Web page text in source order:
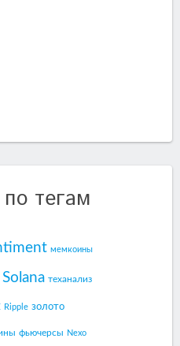
тегам
мемкоины
Solana теханализ
Ripple золото
фьючерсы Nexo